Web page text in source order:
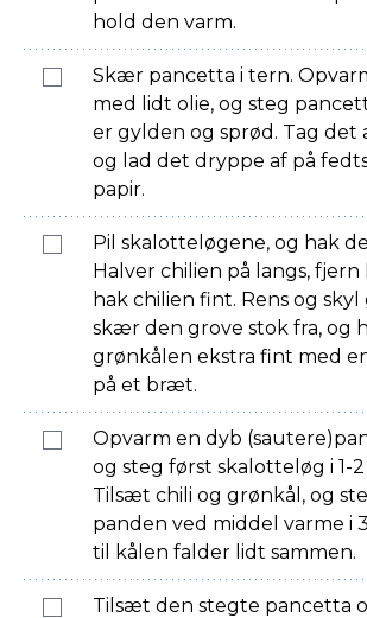
hold den varm.
Skær pancetta i tern.
med lidt olie, og steg
er gylden og sprød. Tag det
og lad det dryppe af på
papir.
Pil skalotteløgene, og hak
Halver chilien på langs,
hak chilien fint. Rens og
skær den grove stok fra, og
grønkålen ekstra fint med
på et bræt.
Opvarm en dyb
og steg først skalotteløg i 1-
Tilsæt chili og grønkål, og
panden ved middel varme i
til kålen falder lidt sammen.
Tilsæt den stegte pancetta